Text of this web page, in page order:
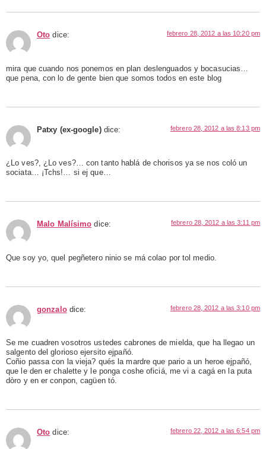
Oto dice: febrero 28, 2012 a las 10:20 pm
mira que cuando nos ponemos en plan deslenguados y bocasucias…
que pena, con lo de gente bien que somos todos en este blog
Patxy (ex-google) dice: febrero 28, 2012 a las 8:13 pm
¿Lo ves?, ¿Lo ves?… con tanto hablá de chorisos ya se nos coló un
sociata… ¡Tchs!… si ej que…
Malo Malísimo dice: febrero 28, 2012 a las 3:11 pm
Que soy yo, quel pegñetero ninio se má colao por tol medio.
gonzalo dice: febrero 28, 2012 a las 3:10 pm
Se me cuadren vosotros ustedes cabrones de mielda, que ha llegao un
salgento del glorioso ejersito ejpañó.
Coñio passa con la vieja? qués la mardre que pario a un heroe ejpañó,
que le den er chalette y le ponga coshe oficiá, me vi a cagá en la puta
dòro y en er conpon, cagüen tó.
Oto dice: febrero 22, 2012 a las 6:54 pm